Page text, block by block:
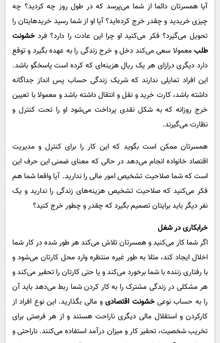
آیا همسرتان دائما از شما می‌پرسد که در طول روز چه کردید؟ چه
چیزی خریدید و چقدر خرج کرده‌اید؟ آیا او از شما رسید خریدهایتان را
تحویل می‌گیرد؟ فکر می‌کنید او چرا این عادت را دارد؟ فرد خشونت
طلب معمولا سعی می‌کند دخل و خرج زندگی را به عهده بگیرد و توقع
دارد دیگری درازای هر یک ریال هزینه‌ای که کرده است پاسخگو باشد.
این افراد تمایلی ندارند که شریک زندگی حساب پس انداز جداگانه
داشته باشد، کارت خرید و نقل و انتقال داشته باشد و معمولا با تعیین
خرج روزانه که به شکل نقدی پرداخت می‌شود او را تحت کنترل و
نظارت می‌گیرند.
همسرتان ممکن است بگوید که این کار را برای کنترل و مدیریت
اقتصاد خانواده انجام می‌دهد در حالی که معنای ضمنی این حرف این
است که شما صلاحیت تشخیص امور مالی را ندارید. آیا واقعا شما هم
فکر می‌کنید که صلاحیت تشخیص هزینه‌های زندگی را ندارید و یک
نفر دیگر باید برایتان تصمیم بگیرد که چقدر و چطور خرج کنید؟
خرابکاری در شغل
اگر شما کار می‌کنید و همسرتان تلاش می‌کند هر طور شده در کار شما
اخلال ایجاد کند، مثلا به طور غیره منتظره وارد محل کارتان می‌شود و
با رفتاری زننده با شما برخورد می‌کند و یا حتی کارتان را تحقیر می‌کند و
هر مشکلی در زندگی مشترک را به کار کردن شما ربط می‌دهد باید آن
را به حساب نوعیخشونت اقتصادیو مالی بگذارید. این نوع افراد از
کارکردن و استقلال مالی دیگری ناراحت هستند و از هر فرصتی برای
تخریب شخصیت، تحقیر کار و میزان درآمد استفاده می‌کنند. ناراحتی و